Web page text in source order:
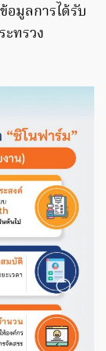
อมูลการได้รับ
ทรวง